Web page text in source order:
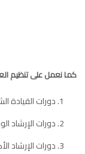
كما نعمل على تنظيم
دورات القيادة
دورات الإرشاد
دورات الإرشاد